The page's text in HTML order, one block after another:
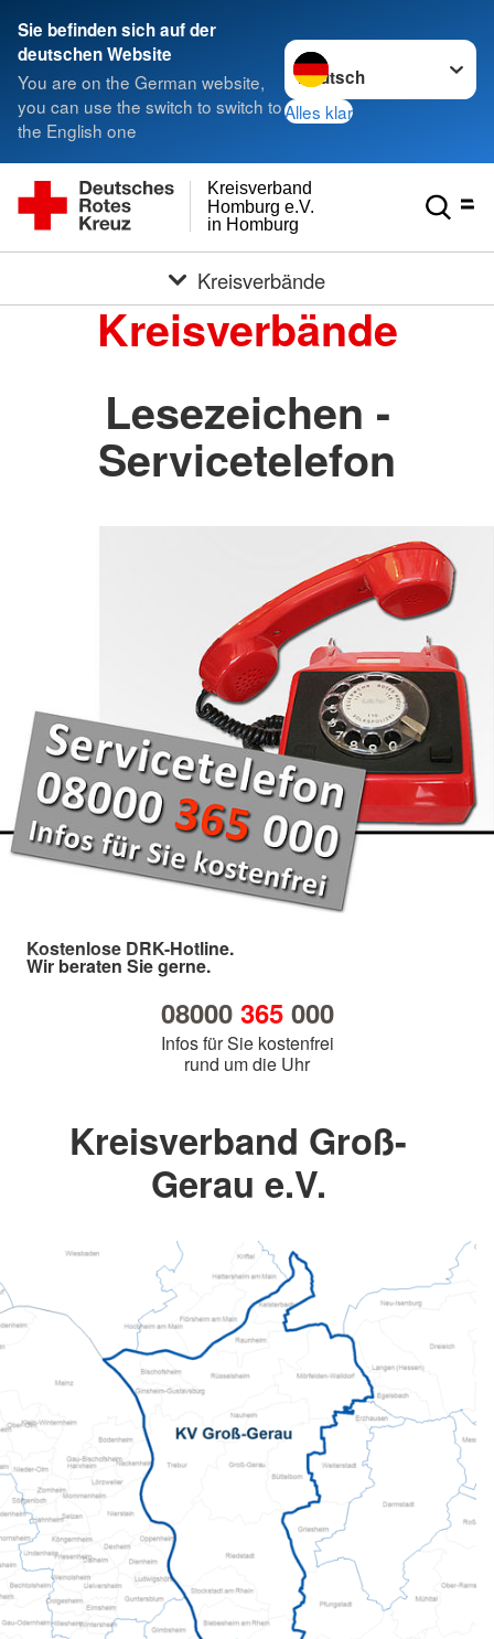
Sie befinden sich auf der
deutschen Website
You are on the German website,
you can use the switch to switch to
the English one
Sprache wechseln zu
Alles klar
in Homburg
Homburg e.V.
Kreisverband
Kreisverbände
Kreisverbände
Lesezeichen -
Servicetelefon
Kostenlose DRK-Hotline.
Wir beraten Sie gerne.
08000 365000
Infos für Sie kostenfrei
rund um die Uhr
Kreisverband Groß-
Gerau e.V.